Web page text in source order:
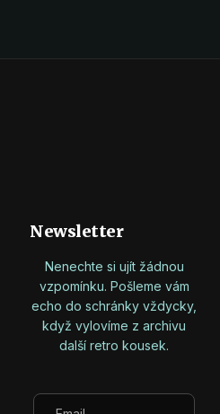
Newsletter
Nenechte si ujít žádnou
vzpomínku. Pošleme vám
echo do schránky vždycky,
když vylovíme z archivu
další retro kousek.